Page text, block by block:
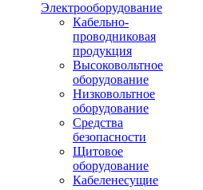
Электрооборудование
Кабельно-
проводниковая
продукция
Высоковольтное
оборудование
Низковольтное
оборудование
Средства
безопасности
Щитовое
оборудование
Кабеленесущие